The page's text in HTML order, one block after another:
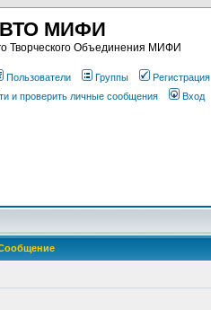
ВТО МИФИ
Творческого Объединения МИФИ
Пользователи Группы
Регистрация
и проверить личные сообщения Вход